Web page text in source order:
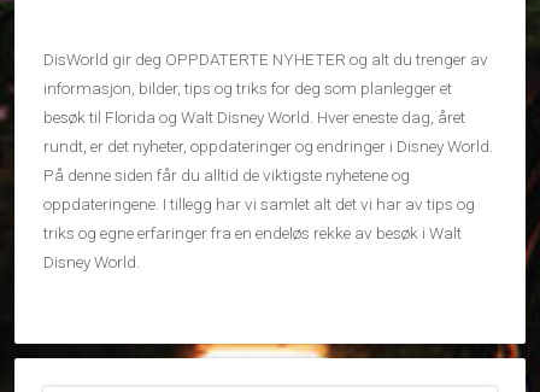
DisWorld gir deg OPPDATERTE NYHETER og alt du trenger av
informasjon, bilder, tips og triks for deg som planlegger et
besøk til Florida og Walt Disney World. Hver eneste dag, året
rundt, er det nyheter, oppdateringer og endringer i Disney World.
På denne siden får du alltid de viktigste nyhetene og
oppdateringene. I tillegg har vi samlet alt det vi har av tips og
triks og egne erfaringer fra en endeløs rekke av besøk i Walt
Disney World.